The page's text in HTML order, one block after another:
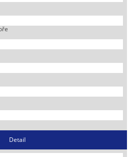
Detail